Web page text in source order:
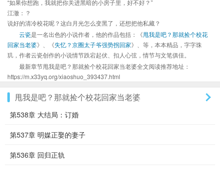
“如果你想跑，我就把你关进黑暗的小房子里，好不好？”
江澈：？
说好的清冷校花呢？这白月光怎么变黑了，还想把他私藏？
云瓷是一名出色的小说作者，他的作品包括：《甩我是吧？那就捡个校花
回家当老婆》、《失忆？京圈太子爷强势拐回家》、等，本本精品，字字珠
玑，作者云瓷创作的小说情节跌宕起伏、扣人心弦，情节与文笔俱佳。
最新章节甩我是吧？那就捡个校花回家当老婆全文阅读推荐地址：
https://m.x33yq.org/xiaoshuo_393437.html
甩我是吧？那就捡个校花回家当老婆
第538章 大结局：订婚
第537章 明媒正娶的妻子
第536章 回归正轨